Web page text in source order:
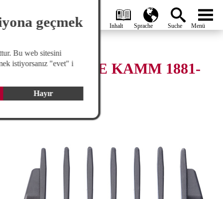
Global search menu
AUFSCHIEBE KAMM 1881-
7510
Aufschiebe kamm 2 mm
geçmek
Bu web sitesini
istiyorsanız "evet" i
Hayır